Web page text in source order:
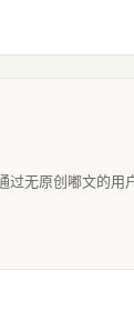
无原创嘟文的用